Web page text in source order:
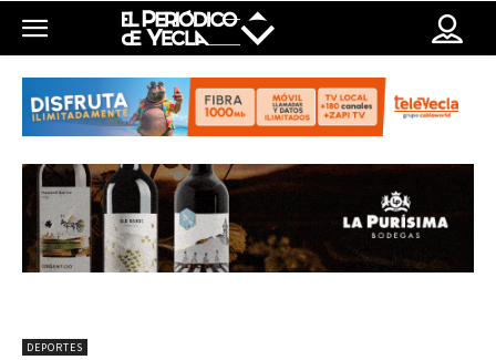
DEPORTES